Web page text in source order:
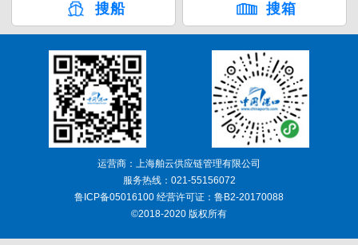
搜船 搜箱
运营商：上海舶云供应链管理有限公司
服务热线：021-55156072
鲁ICP备05016100 经营许可证：鲁B2-20170088
©2018-2020 版权所有